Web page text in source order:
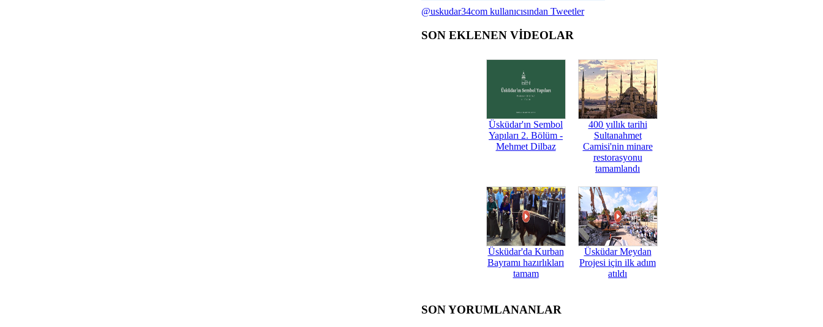
@uskudar34com kullanıcısından Tweetler
SON EKLENEN VİDEOLAR
Üsküdar'ın Sembol
Yapıları 2. Bölüm -
Mehmet Dilbaz
400 yıllık tarihi
Sultanahmet
Camisi'nin minare
restorasyonu
tamamlandı
Üsküdar'da Kurban
Bayramı hazırlıkları
tamam
Üsküdar Meydan
Projesi için ilk adım
atıldı
SON YORUMLANANLAR